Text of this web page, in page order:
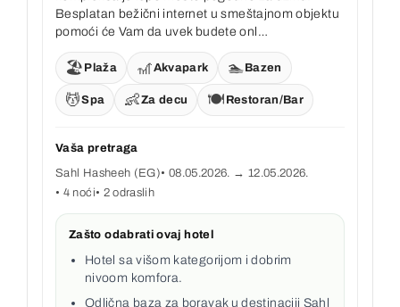
Besplatan bežični internet u smeštajnom objektu
pomoći će Vam da uvek budete onl…
🏖️ Plaža 🎢 Akvapark 🏊 Bazen
💆Spa 👶Za decu 🍽️ Restoran/Bar
Vaša pretraga
Sahl Hasheeh (EG)
• 08.05.2026. → 12.05.2026.
• 4 noći • 2 odraslih
Zašto odabrati ovaj hotel
Hotel sa višom kategorijom i dobrim
nivoom komfora.
Odlična baza za boravak u destinaciji Sahl